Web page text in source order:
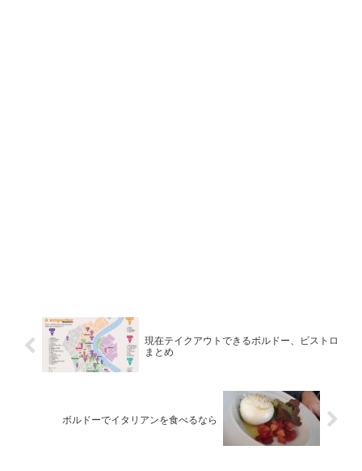
現在テイクアウトできるボルドー、ビストロ
まとめ
ボルドーでイタリアンを食べるなら